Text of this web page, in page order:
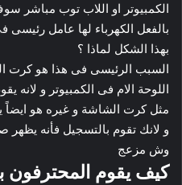
الكمبيوتر او اللاب توب مباشر
بالفعل الكهرباء لها عامل
بهذا الشكل لماذا ؟
السبب الرئيسى فى هذا هو كرت
اللوحة الام فى الكمبيوتر و لانه
مثل كرت الشاشة و غيره هو ايضاً
و لانك تقوم بالتسجيل فأنه
وش مزعج
كيف يقوم المحترفون